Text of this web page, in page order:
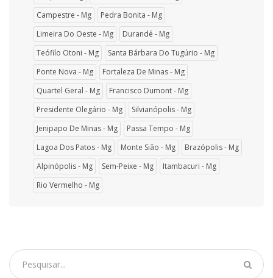
Campestre - Mg
Pedra Bonita - Mg
Limeira Do Oeste - Mg
Durandé - Mg
Teófilo Otoni - Mg
Santa Bárbara Do Tugúrio - Mg
Ponte Nova - Mg
Fortaleza De Minas - Mg
Quartel Geral - Mg
Francisco Dumont - Mg
Presidente Olegário - Mg
Silvianópolis - Mg
Jenipapo De Minas - Mg
Passa Tempo - Mg
Lagoa Dos Patos - Mg
Monte Sião - Mg
Brazópolis - Mg
Alpinópolis - Mg
Sem-Peixe - Mg
Itambacuri - Mg
Rio Vermelho - Mg